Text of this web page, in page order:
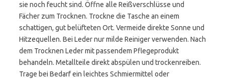
sie noch feucht sind. Öffne alle Reißverschlüsse und
Fächer zum Trocknen. Trockne die Tasche an einem
schattigen, gut belüfteten Ort. Vermeide direkte Sonne und
Hitzequellen. Bei Leder nur milde Reiniger verwenden. Nach
dem Trocknen Leder mit passendem Pflegeprodukt
behandeln. Metallteile direkt abspülen und trockenreiben.
Trage bei Bedarf ein leichtes Schmiermittel oder